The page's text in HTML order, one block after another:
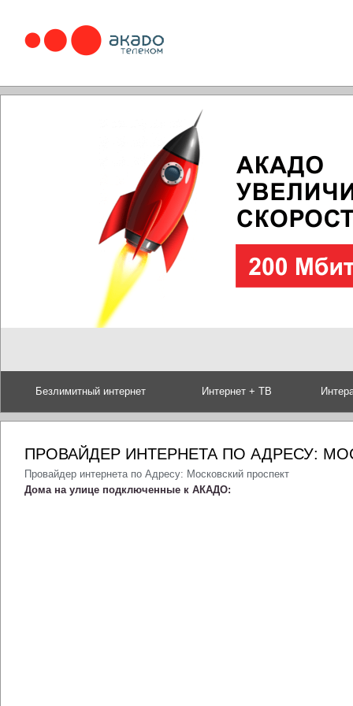
Безлимитный интернет Интернет + ТВ
ПРОВАЙДЕР ИНТЕРНЕТА ПО АДРЕСУ:
Провайдер интернета по Адресу: Московский проспект
Дома на улице подключенные к АКАДО: